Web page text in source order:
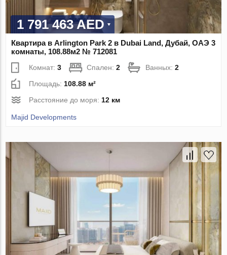
1 791 463 AED
Квартира в Arlington Park 2 в Dubai Land, Дубай, ОАЭ 3
комнаты, 108.88м2 № 712081
Комнат:3 Спален:2 Ванных:2
Площадь: 108.88 м²
Расстояние до моря: 12 км
Majid Developments